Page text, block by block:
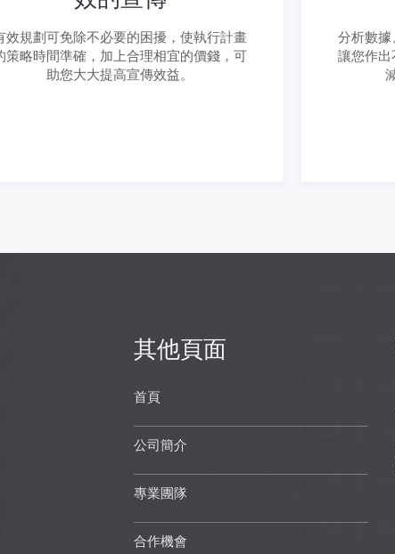
效規劃可免除不必要的困擾，使執行計畫
策略時間準確，加上合理相宜的價錢，可
助您大大提高宣傳效益。
分析數據
讓您作出
其他頁面
首頁
公司簡介
專業團隊
合作機會